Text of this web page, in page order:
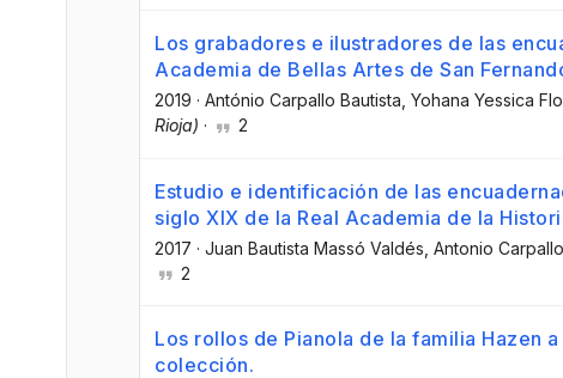
Los grabadores e ilustradores de las
Academia de Bellas Artes de San
2019 · António Carpallo Bautista, Yohana Yessica
Rioja) · 2
Estudio e identificación de las
siglo XIX de la Real Academia de la
2017 · Juan Bautista Massó Valdés , Antonio
2
Los rollos de Pianola de la familia Hazen
colección.